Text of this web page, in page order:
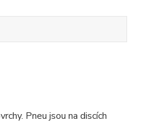
Pneu jsou na discích